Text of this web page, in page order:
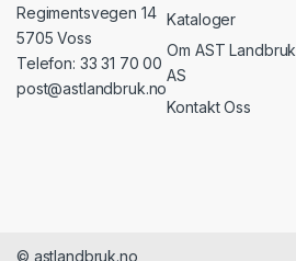
Regimentsvegen 14
5705 Voss
Telefon: 33 31 70 00
post@astlandbruk.no
Kataloger
Om AST Landbruk
AS
Kontakt Oss
© astlandbruk.no